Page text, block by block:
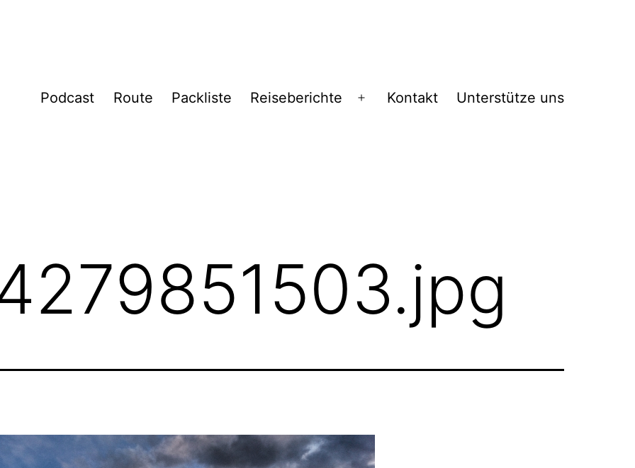
Podcast Route Packliste Reiseberichte
Menü
Kontakt Unterstütze uns